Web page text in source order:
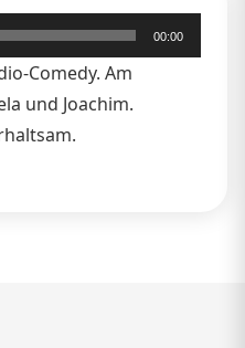
00:00
Comedy. Am
und Joachim.